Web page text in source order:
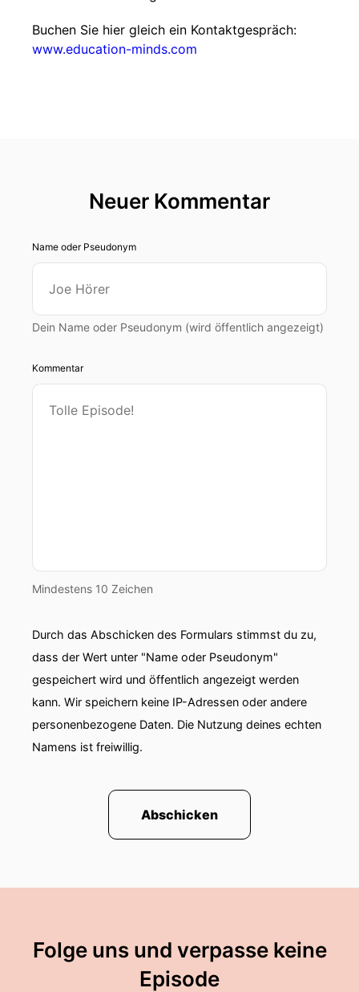
Buchen Sie hier gleich ein Kontaktgespräch:
www.education-minds.com
Neuer Kommentar
Name oder Pseudonym
Dein Name oder Pseudonym (wird öffentlich angezeigt)
Kommentar
Mindestens 10 Zeichen
Durch das Abschicken des Formulars stimmst du zu,
dass der Wert unter "Name oder Pseudonym"
gespeichert wird und öffentlich angezeigt werden
kann. Wir speichern keine IP-Adressen oder andere
personenbezogene Daten. Die Nutzung deines echten
Namens ist freiwillig.
Abschicken
Folge uns und verpasse keine
Episode